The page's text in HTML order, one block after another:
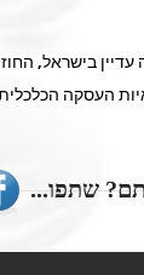
בישראל,
העסקה
שתפו...